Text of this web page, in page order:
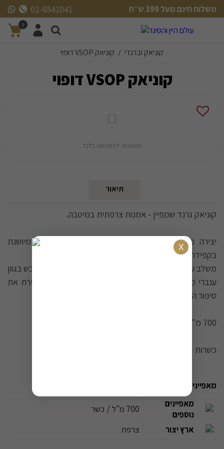
משלוח חינם מעל 399 ש״ח
משלוח חינם מעל 399 ש״ח
02-6541041
0
קוניאק וברנדי / קוניאק VSOP דופוי
קוניאק VSOP דופוי
התמונות להמחשה בלבד
תיאור
קוניאק גרנד שמפיין - אמנות צרפתית במיטבה.
יצירה מענבי יוני בלאן מובחרים מאזור פרימייר קרו, מיושנת
בקפידה בין 5 ל-12 שנים.
משלב עוצמות של פרחוניות עשירה ווניל עם ניחוחות עץ ודבש בגוון
ענברי מרהיב. חוויה אלגנטית עם סיומת מהורהרת שמספרת את
סיפור האזור.
​700 מ"ל.
כשרות - OU / באישור הרבנות הראשית לישראל.
מאפיינים נוספים
מאפיינים
נוספים
700 מ"ל / כשר
ארץ יצור
צרפת